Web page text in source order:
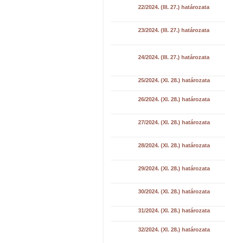
22/2024. (III. 27.) határozata
23/2024. (III. 27.) határozata
24/2024. (III. 27.) határozata
25/2024. (XI. 28.) határozata
26/2024. (XI. 28.) határozata
27/2024. (XI. 28.) határozata
28/2024. (XI. 28.) határozata
29/2024. (XI. 28.) határozata
30/2024. (XI. 28.) határozata
31/2024. (XI. 28.) határozata
32/2024. (XI. 28.) határozata